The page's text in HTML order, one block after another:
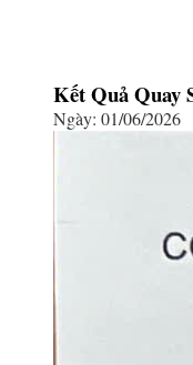
Kết Quả Quay
Ngày: 01/06/2026